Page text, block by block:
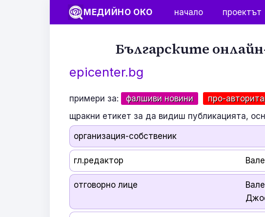
МЕДИЙНО ОКО начало проектът
Българските
epicenter.bg
примери за: фалшиви новини
про-
щракни етикет за да видиш публикацията,
организация-собственик
гл.редактор
отговорно лице